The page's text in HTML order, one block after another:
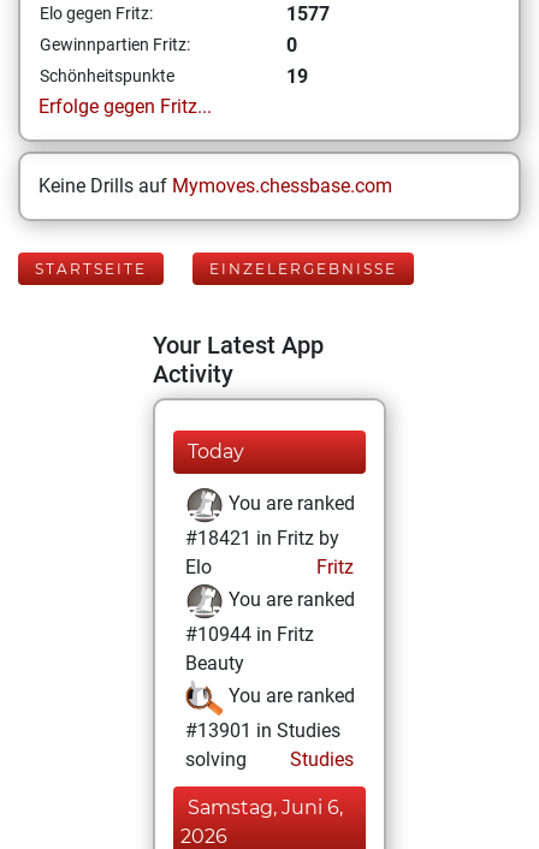
Elo gegen Fritz: 1577
Gewinnpartien Fritz: 0
Schönheitspunkte
19
Erfolge gegen Fritz...
Keine Drills auf Mymoves.chessbase.com
STARTSEITE EINZELERGEBNISSE
Your Latest App
Activity
Today
You are ranked
#18421 in Fritz by
Elo
Fritz
You are ranked
#10944 in Fritz
Beauty
You are ranked
#13901 in Studies
solving
Studies
Samstag, Juni 6,
2026